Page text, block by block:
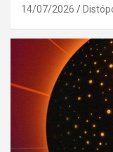
14/07/2026